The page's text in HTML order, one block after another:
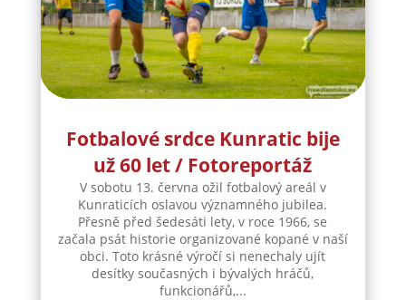
Fotbalové srdce Kunratic bije
už 60 let / Fotoreportáž
V sobotu 13. června ožil fotbalový areál v
Kunraticích oslavou významného jubilea.
Přesně před šedesáti lety, v roce 1966, se
začala psát historie organizované kopané v naší
obci. Toto krásné výročí si nenechaly ujít
desítky současných i bývalých hráčů,
funkcionářů,...